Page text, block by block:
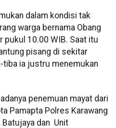
dalam kondisi tak
warga bernama Obang
pukul 10.00 WIB. Saat itu
pisang di sekitar
tiba ia justru menemukan
penemuan mayat dari
Pamapta Polres Karawang
dan Unit